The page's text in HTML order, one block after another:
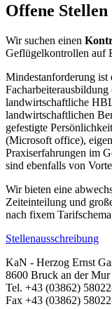
Offene Stellen
Wir suchen einen
Geflügelkontrollen auf
Mindestanforderung ist
landwirtschaftliche
landwirtschaftlichen
gefestigte
(Microsoft office),
Praxiserfahrungen im
sind ebenfalls von
Wir bieten eine
Zeiteinteilung und
nach fixem
Stellenausschreibung
KaN - Herzog Ernst
8600 Bruck an der Mur
Tel. +43 (03862)
Fax +43 (03862)